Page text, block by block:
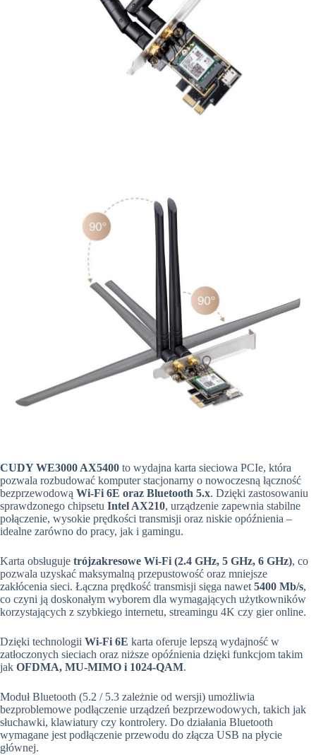
CUDY WE3000 AX5400 to wydajna karta sieciowa PCIe, która
pozwala rozbudować komputer stacjonarny o nowoczesną łączność
bezprzewodową Wi-Fi 6E oraz Bluetooth 5.x. Dzięki zastosowaniu
sprawdzonego chipsetu Intel AX210, urządzenie zapewnia stabilne
połączenie, wysokie prędkości transmisji oraz niskie opóźnienia –
idealne zarówno do pracy, jak i gamingu.
Karta obsługuje trójzakresowe Wi-Fi (2.4 GHz, 5 GHz, 6 GHz), co
pozwala uzyskać maksymalną przepustowość oraz mniejsze
zakłócenia sieci. Łączna prędkość transmisji sięga nawet 5400 Mb/s,
co czyni ją doskonałym wyborem dla wymagających użytkowników
korzystających z szybkiego internetu, streamingu 4K czy gier online.
Dzięki technologii Wi-Fi 6E karta oferuje lepszą wydajność w
zatłoczonych sieciach oraz niższe opóźnienia dzięki funkcjom takim
jak OFDMA, MU-MIMO i 1024-QAM.
Moduł Bluetooth (5.2 / 5.3 zależnie od wersji) umożliwia
bezproblemowe podłączenie urządzeń bezprzewodowych, takich jak
słuchawki, klawiatury czy kontrolery. Do działania Bluetooth
wymagane jest podłączenie przewodu do złącza USB na płycie
głównej.